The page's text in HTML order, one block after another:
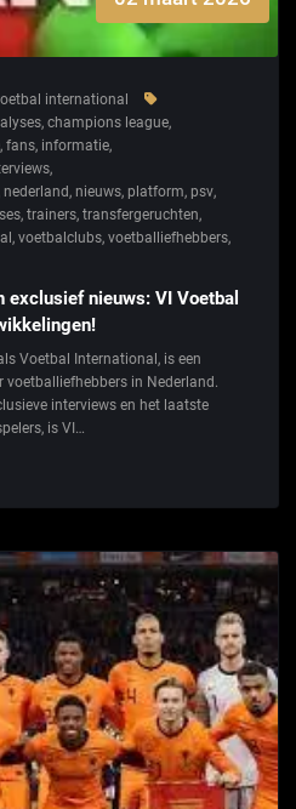
international
, champions league,
, fans, informatie,
,
nederland, nieuws, platform, psv,
, trainers, transfergeruchten,
, voetbalclubs, voetballiefhebbers,
exclusief nieuws: VI Voetbal
Voetbal International, is een
in Nederland.
interviews en het laatste
is VI…